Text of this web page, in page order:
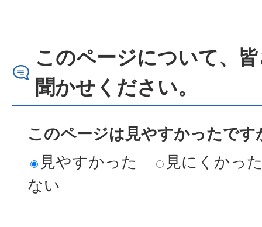
このページについて、
聞かせください。
このページは見やすかったです
見やすかった
見にくかっ
ない